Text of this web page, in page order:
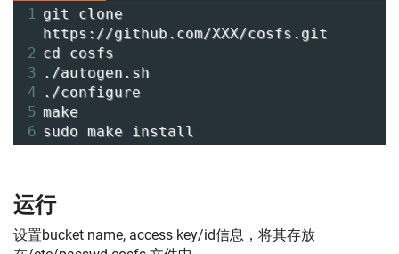
1 git clone
https://github.com/XXX/cosfs.git
2 cd cosfs
3 ./autogen.sh
4 ./configure
5 make
6 sudo make install
运行
设置bucket name, access key/id信息，将其存放